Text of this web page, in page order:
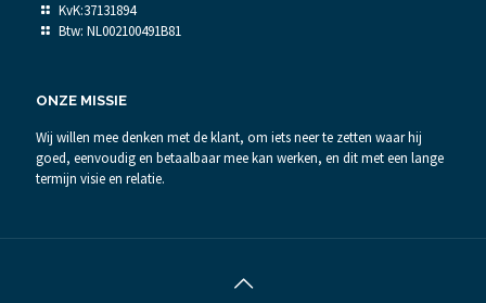
KvK:37131894
Btw: NL002100491B81
ONZE MISSIE
Wij willen mee denken met de klant, om iets neer te zetten waar hij
goed, eenvoudig en betaalbaar mee kan werken, en dit met een lange
termijn visie en relatie.